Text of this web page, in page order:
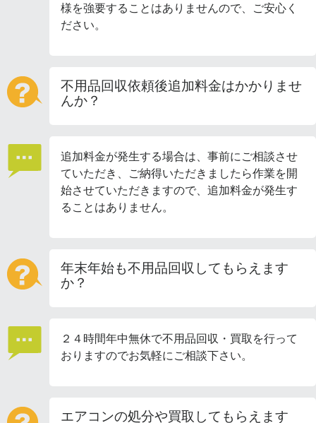
様を強要することはありませんので、ご安心く
ださい。
不用品回収依頼後追加料金はかかりませ
んか？
追加料金が発生する場合は、事前にご相談させ
ていただき、ご納得いただきましたら作業を開
始させていただきますので、追加料金が発生す
ることはありません。
年末年始も不用品回収してもらえます
か？
２４時間年中無休で不用品回収・買取を行って
おりますのでお気軽にご相談下さい。
エアコンの処分や買取してもらえます